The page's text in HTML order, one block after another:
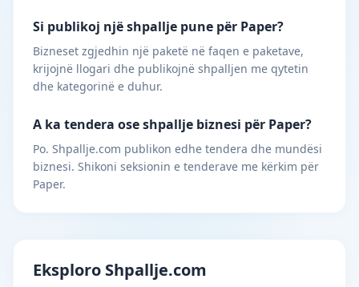
Si publikoj një shpallje pune për Paper?
Bizneset zgjedhin një paketë në faqen e paketave,
krijojnë llogari dhe publikojnë shpalljen me qytetin
dhe kategorinë e duhur.
A ka tendera ose shpallje biznesi për Paper?
Po. Shpallje.com publikon edhe tendera dhe mundësi
biznesi. Shikoni seksionin e tenderave me kërkim për
Paper.
Eksploro Shpallje.com